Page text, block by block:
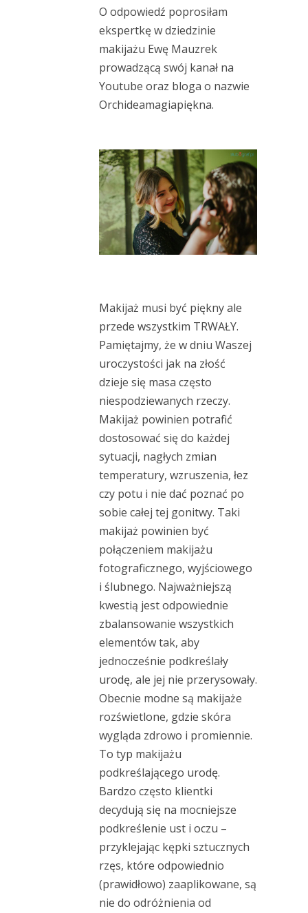
O odpowiedź poprosiłam
ekspertkę w dziedzinie
makijażu Ewę Mauzrek
prowadzącą swój kanał na
Youtube oraz bloga o nazwie
Orchideamagiapiękna.
Makijaż musi być piękny ale
przede wszystkim TRWAŁY.
Pamiętajmy, że w dniu Waszej
uroczystości jak na złość
dzieje się masa często
niespodziewanych rzeczy.
Makijaż powinien potrafić
dostosować się do każdej
sytuacji, nagłych zmian
temperatury, wzruszenia, łez
czy potu i nie dać poznać po
sobie całej tej gonitwy. Taki
makijaż powinien być
połączeniem makijażu
fotograficznego, wyjściowego
i ślubnego. Najważniejszą
kwestią jest odpowiednie
zbalansowanie wszystkich
elementów tak, aby
jednocześnie podkreślały
urodę, ale jej nie przerysowały.
Obecnie modne są makijaże
rozświetlone, gdzie skóra
wygląda zdrowo i promiennie.
To typ makijażu
podkreślającego urodę.
Bardzo często klientki
decydują się na mocniejsze
podkreślenie ust i oczu –
przyklejając kępki sztucznych
rzęs, które odpowiednio
(prawidłowo) zaaplikowane, są
nie do odróżnienia od